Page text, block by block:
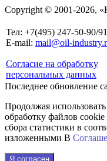
Copyright © 2001-2026,
Тел: +7(495) 247-50-90/91
E-mail: mail@oil-
Согласие на обработку
персональных данных
Последнее обновление
Продолжая
обработку файлов
сбора статистики в
изложенными В
Я согласен